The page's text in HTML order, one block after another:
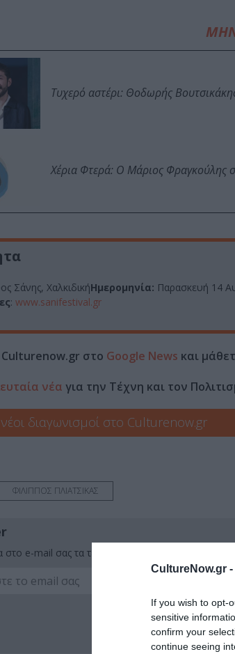
CultureNow.gr -
If you wish to opt-
sensitive
confirm your
continue seeing
Τυχερό αστέρι: Θοδωρής
Χέρια Φτερά: Ο Μάριος Φραγκούλης
Σάνης, ΧαλκιδικήΗμερομηνία: Παρασκευή 14
: www.sanifestival.gr
στο Google News και
νέα για την Τέχνη και τον
διαγωνισμοί στο Culturenow.gr
ΦΙΛΙΠΠΟΣ ΠΛΙΑΤΣΙΚΑΣ
e-mail σας τα τελευταία νέα για την Τέχνη και